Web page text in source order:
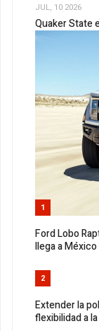
JUL, 10 2026
Quaker State
1
Ford Lobo
llega a México
2
Extender la
flexibilidad a